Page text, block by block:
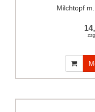
Milchtopf